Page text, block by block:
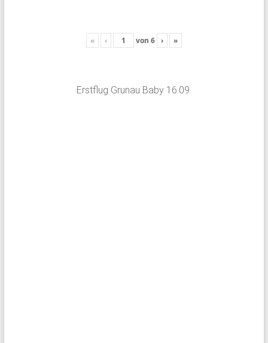
« ‹ von 6 › »
Erstflug Grunau Baby 16.09.